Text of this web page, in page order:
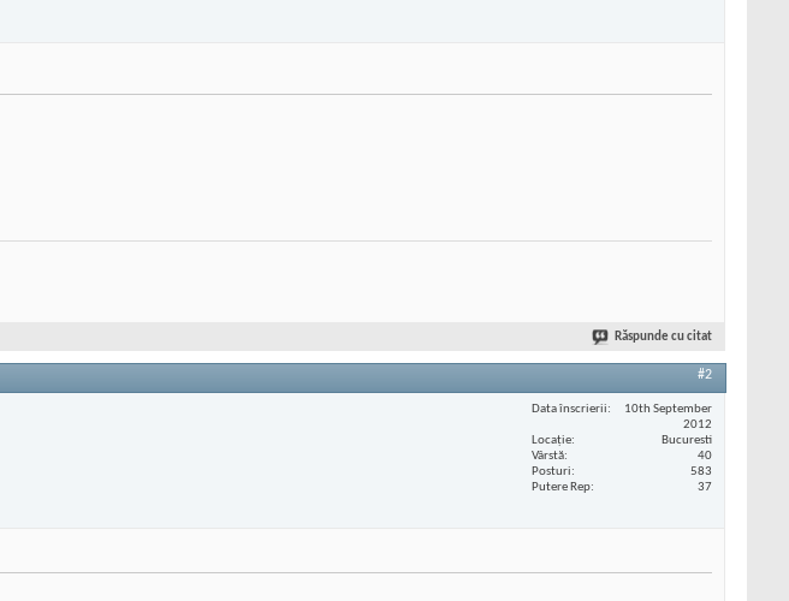
Răspunde cu citat
#2
Data înscrierii
10th September
2012
Locaţie
Bucuresti
Vârstă
40
Posturi
583
Putere Rep
37